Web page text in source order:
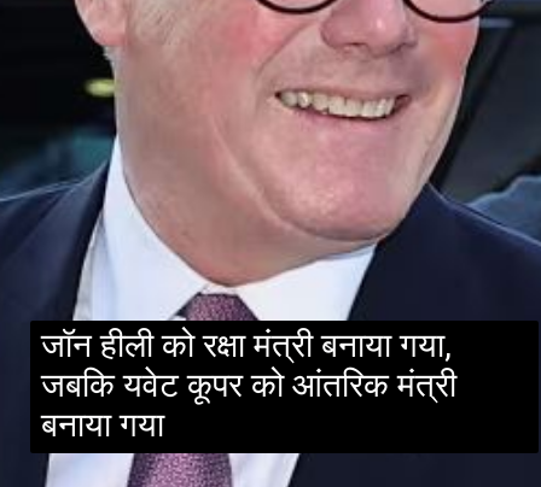
जॉन हीली को रक्षा मंत्री बनाया गया,
जबकि यवेट कूपर को आंतरिक मंत्री
बनाया गया